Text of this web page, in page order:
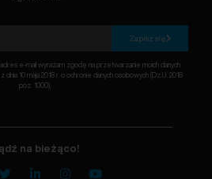
Zapisz się
e-mail wyrażam zgodę na przetwarzanie moich danych
10 maja 2018 r. o ochronie danych osobowych (Dz.U. 2018
poz. 1000).
na bieżąco!